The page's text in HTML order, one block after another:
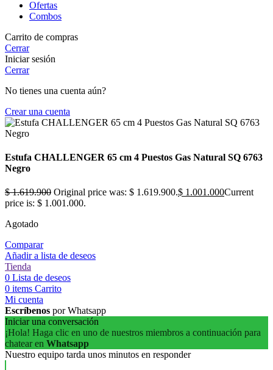
Ofertas
Combos
Carrito de compras
Cerrar
Iniciar sesión
Cerrar
No tienes una cuenta aún?
Crear una cuenta
Estufa CHALLENGER 65 cm 4 Puestos Gas Natural SQ 6763
Negro
$1.619.900 Original price was: $ 1.619.900.$ 1.001.000Current
price is: $ 1.001.000.
Agotado
Comparar
Añadir a lista de deseos
Tienda
0 Lista de deseos
0 items Carrito
Mi cuenta
Escríbenos por Whatsapp
Iniciar una conversación
¡Hola! Haga clic en uno de nuestros miembros a continuación para
chatear en Whatsapp
Nuestro equipo tarda unos minutos en responder